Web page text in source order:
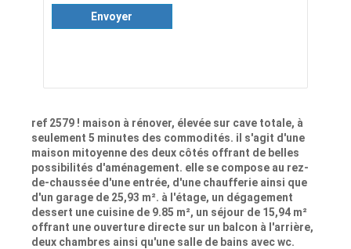
Envoyer
ref 2579 ! maison à rénover, élevée sur cave totale, à
seulement 5 minutes des commodités. il s'agit d'une
maison mitoyenne des deux côtés offrant de belles
possibilités d'aménagement. elle se compose au rez-
de-chaussée d'une entrée, d'une chaufferie ainsi que
d'un garage de 25,93 m². à l'étage, un dégagement
dessert une cuisine de 9.85 m², un séjour de 15,94 m²
offrant une ouverture directe sur un balcon à l'arrière,
deux chambres ainsi qu'une salle de bains avec wc.